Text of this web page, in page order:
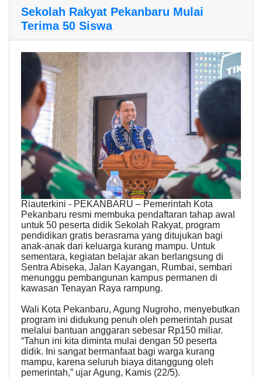
Sekolah Rakyat Pekanbaru Mulai
Terima 50 Siswa
Riauterkini - PEKANBARU – Pemerintah Kota
Pekanbaru resmi membuka pendaftaran tahap awal
untuk 50 peserta didik Sekolah Rakyat, program
pendidikan gratis berasrama yang ditujukan bagi
anak-anak dari keluarga kurang mampu. Untuk
sementara, kegiatan belajar akan berlangsung di
Sentra Abiseka, Jalan Kayangan, Rumbai, sembari
menunggu pembangunan kampus permanen di
kawasan Tenayan Raya rampung.
Wali Kota Pekanbaru, Agung Nugroho, menyebutkan
program ini didukung penuh oleh pemerintah pusat
melalui bantuan anggaran sebesar Rp150 miliar.
“Tahun ini kita diminta mulai dengan 50 peserta
didik. Ini sangat bermanfaat bagi warga kurang
mampu, karena seluruh biaya ditanggung oleh
pemerintah,” ujar Agung, Kamis (22/5).